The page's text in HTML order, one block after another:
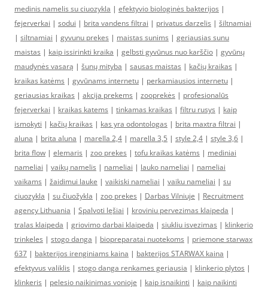
medinis namelis su ciuozykla | efektyvio biologinės bakterijos |
fejerverkai | sodui | brita vandens filtrai | privatus darzelis | šiltnamiai
| siltnamiai | gyvunu prekes | maistas sunims | geriausias sunu
maistas | kaip issirinkti kraika | gelbsti gyvūnus nuo karščio | gyvūnų
maudynės vasarą | šunų mityba | sausas maistas | kačių kraikas |
kraikas katėms | gyvūnams internetu | perkamiausios internetu |
geriausias kraikas | akcija prekems | zooprekės | profesionalūs
fejerverkai | kraikas katems | tinkamas kraikas | filtru rusys | kaip
ismokyti | kačių kraikas | kas yra odontologas | brita maxtra filtrai |
aluna | brita aluna | marella 2,4 | marella 3,5 | style 2,4 | style 3,6 |
brita flow | elemaris | zoo prekes | tofu kraikas katėms | mediniai
nameliai | vaikų namelis | nameliai | lauko nameliai | nameliai
vaikams | žaidimui lauke | vaikiski nameliai | vaiku nameliai | su
ciuozykla | su čiuožykla | zoo prekes | Darbas Vilniuje | Recruitment
agency Lithuania | Spalvoti lęšiai | kroviniu pervezimas klaipeda |
tralas klaipeda | griovimo darbai klaipeda | siukliu isvezimas | klinkerio
trinkeles | stogo danga | biopreparatai nuotekoms | priemone starwax
637 | bakterijos irenginiams kaina | bakterijos STARWAX kaina |
efektyvus valiklis | stogo danga renkames geriausia | klinkerio plytos |
klinkeris | pelesio naikinimas vonioje | kaip isnaikinti | kaip naikinti